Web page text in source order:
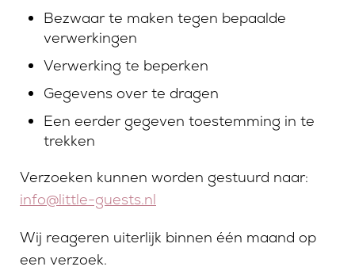
Bezwaar te maken tegen bepaalde
verwerkingen
Verwerking te beperken
Gegevens over te dragen
Een eerder gegeven toestemming in te
trekken
Verzoeken kunnen worden gestuurd naar:
info@little-guests.nl
Wij reageren uiterlijk binnen één maand op
een verzoek.